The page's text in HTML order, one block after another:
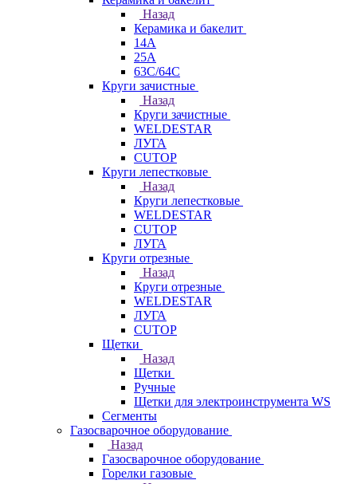
Назад
Керамика и бакелит
14А
25А
63С/64С
Круги зачистные
Назад
Круги зачистные
WELDESTAR
ЛУГА
CUTOP
Круги лепестковые
Назад
Круги лепестковые
WELDESTAR
CUTOP
ЛУГА
Круги отрезные
Назад
Круги отрезные
WELDESTAR
ЛУГА
CUTOP
Щетки
Назад
Щетки
Ручные
Щетки для электроинструмента WS
Сегменты
Газосварочное оборудование
Назад
Газосварочное оборудование
Горелки газовые